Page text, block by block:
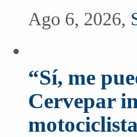
Ago 6, 2026,
“Sí, me
Cervepar